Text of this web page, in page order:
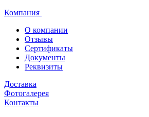
Компания
О компании
Отзывы
Сертификаты
Документы
Реквизиты
Доставка
Фотогалерея
Контакты